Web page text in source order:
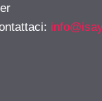
: